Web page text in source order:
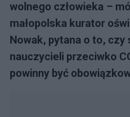
wolnego człowieka –
małopolska kurator
Nowak, pytana o to, czy
nauczycieli przeciwko
powinny być